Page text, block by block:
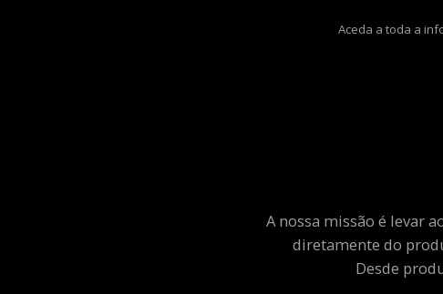
Aceda a toda a
A nossa missão é levar
diretamente do
Desde